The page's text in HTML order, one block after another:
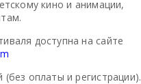
кино и анимации,
доступна на сайте
оплаты и регистрации).